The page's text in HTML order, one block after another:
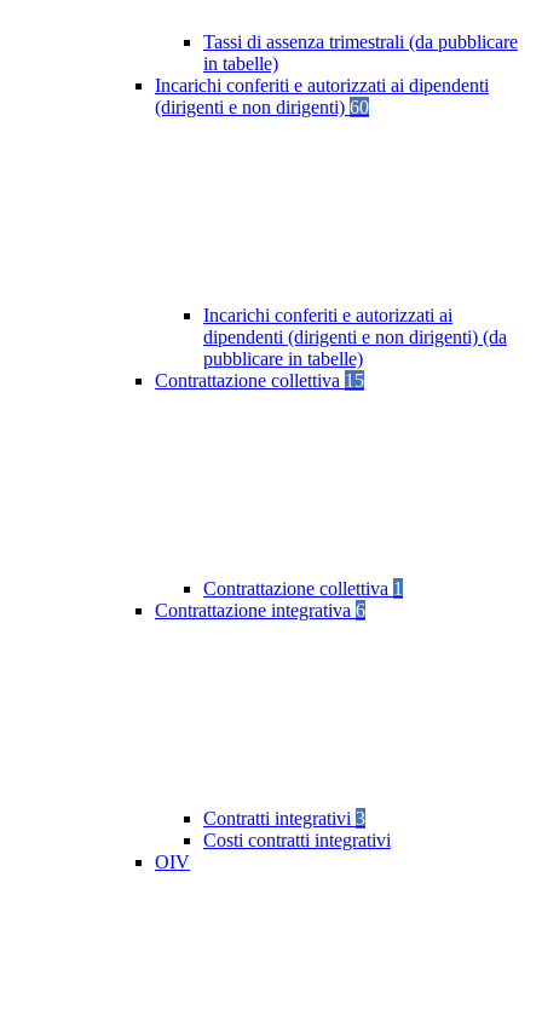
Tassi di assenza trimestrali (da pubblicare
in tabelle)
Incarichi conferiti e autorizzati ai dipendenti
(dirigenti e non dirigenti) 60
Incarichi conferiti e autorizzati ai
dipendenti (dirigenti e non dirigenti) (da
pubblicare in tabelle)
Contrattazione collettiva 15
Contrattazione collettiva 1
Contrattazione integrativa 6
Contratti integrativi 3
Costi contratti integrativi
OIV